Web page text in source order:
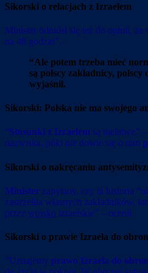
Sikorski o relacjach z Izraelem
Minister odniósł się też do opinii,
na 48 godzin”.
“Ale potem trzeba mieć
są polscy zakładnicy,
wyjaśnił.
Sikorski: Polska nie ma swojego
“Stosunki z Izraelem są niełatwe”
nazwiska, póki nie dowie się o nim
Sikorski o nakręcaniu
Minister zapytany, czy ta historia
zastrzeliła własnych zakładników,
przez wojsko izraelskie” – ocenił.
Sikorski o prawie Izraela do
“Uznajemy prawo Izraela do